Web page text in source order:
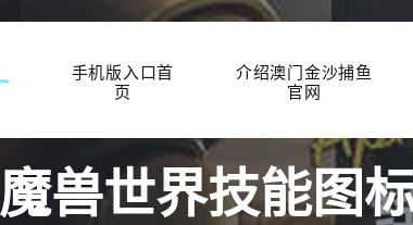
手机版入口首
页
介绍澳门金沙捕鱼
官网
魔兽世界技能图